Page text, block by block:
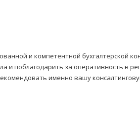
и компетентной бухгалтерской
и поблагодарить за оперативность в
именно вашу